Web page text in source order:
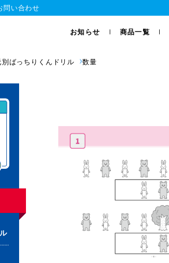
問い合わせ
お知らせ 商品一覧
別ばっちりくんドリル 数量